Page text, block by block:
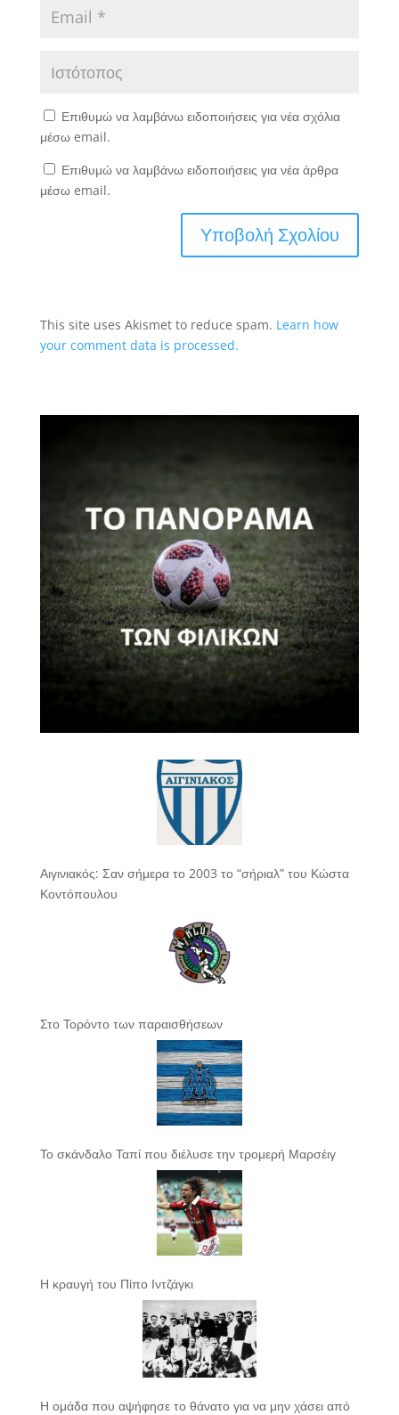
Επιθυμώ να λαμβάνω ειδοποιήσεις για νέα σχόλια
μέσω email.
Επιθυμώ να λαμβάνω ειδοποιήσεις για νέα άρθρα
μέσω email.
This site uses Akismet to reduce spam. Learn how
your comment data is processed.
Αιγινιακός: Σαν σήμερα το 2003 το “σήριαλ” του Κώστα
Κοντόπουλου
Στο Τορόντο των παραισθήσεων
Το σκάνδαλο Ταπί που διέλυσε την τρομερή Μαρσέιγ
Η κραυγή του Πίπο Ιντζάγκι
Η ομάδα που αψήφησε το θάνατο για να μην χάσει από